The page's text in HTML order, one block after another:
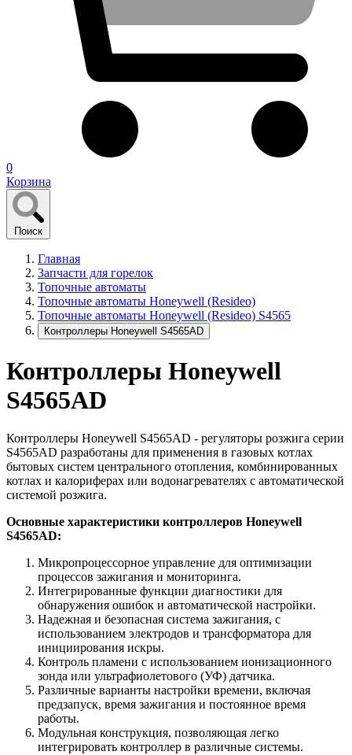
0
Корзина
Поиск
Главная
Запчасти для горелок
Топочные автоматы
Топочные автоматы Honeywell (Resideo)
Топочные автоматы Honeywell (Resideo) S4565
Контроллеры Honeywell S4565AD
Контроллеры Honeywell
S4565AD
Контроллеры Honeywell S4565AD - регуляторы розжига серии
S4565AD разработаны для применения в газовых котлах
бытовых систем центрального отопления, комбинированных
котлах и калориферах или водонагревателях с автоматической
системой розжига.
Основные характеристики контроллеров Honeywell
S4565AD:
Микропроцессорное управление для оптимизации
процессов зажигания и мониторинга.
Интегрированные функции диагностики для
обнаружения ошибок и автоматической настройки.
Надежная и безопасная система зажигания, с
использованием электродов и трансформатора для
инициирования искры.
Контроль пламени с использованием ионизационного
зонда или ультрафиолетового (УФ) датчика.
Различные варианты настройки времени, включая
предзапуск, время зажигания и постоянное время
работы.
Модульная конструкция, позволяющая легко
интегрировать контроллер в различные системы.